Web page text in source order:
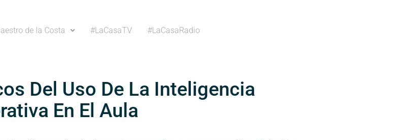
de la Costa #LaCasaTV #LaCasaRadio
Del Uso De La Inteligencia
En El Aula